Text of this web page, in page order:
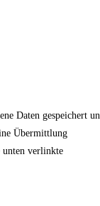
Daten gespeichert
Übermittlung
unten verlinkte